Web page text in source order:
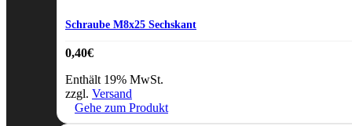
Schraube M8x25 Sechskant
0,40€
Enthält 19% MwSt.
zzgl. Versand
Gehe zum Produkt